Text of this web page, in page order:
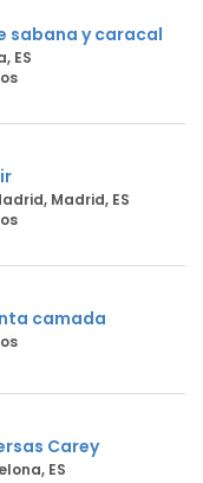
sabana y caracal
ES
Madrid, ES
camada
Carey
ES